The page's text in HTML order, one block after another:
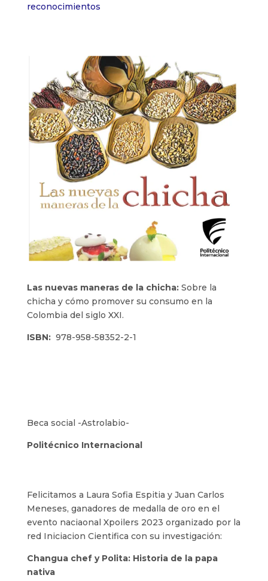
reconocimientos
Las nuevas maneras de la chicha: Sobre la
chicha y cómo promover su consumo en la
Colombia del siglo XXI.
ISBN: 978-958-58352-2-1
Beca social -Astrolabio-
Politécnico Internacional
Felicitamos a Laura Sofia Espitia y Juan Carlos
Meneses, ganadores de medalla de oro en el
evento naciaonal Xpoilers 2023 organizado por la
red Iniciacion Cientifica con su investigación:
Changua chef y Polita: Historia de la papa
nativa